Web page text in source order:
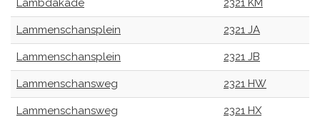
Lambdakade 2321 KM
Lammenschansplein 2321 JA
Lammenschansplein 2321 JB
Lammenschansweg 2321 HW
Lammenschansweg 2321 HX